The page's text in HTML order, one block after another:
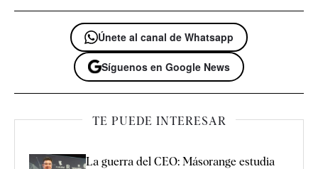
Únete al canal de Whatsapp
Síguenos en Google News
TE PUEDE INTERESAR
La guerra del CEO: Másorange estudia